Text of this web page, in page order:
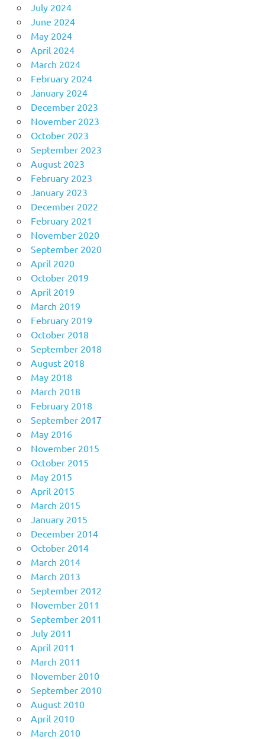
July 2024
June 2024
May 2024
April 2024
March 2024
February 2024
January 2024
December 2023
November 2023
October 2023
September 2023
August 2023
February 2023
January 2023
December 2022
February 2021
November 2020
September 2020
April 2020
October 2019
April 2019
March 2019
February 2019
October 2018
September 2018
August 2018
May 2018
March 2018
February 2018
September 2017
May 2016
November 2015
October 2015
May 2015
April 2015
March 2015
January 2015
December 2014
October 2014
March 2014
March 2013
September 2012
November 2011
September 2011
July 2011
April 2011
March 2011
November 2010
September 2010
August 2010
April 2010
March 2010